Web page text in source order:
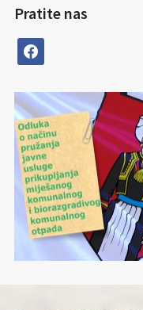
Pratite nas
facebook